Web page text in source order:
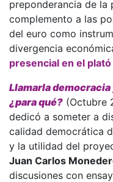
preponderancia de
complemento a las
del euro como
divergencia
presencial en el
Llamarla democracia
¿para qué? (Octubre
dedicó a someter a
calidad democrática
y la utilidad del
Juan Carlos
discusiones con